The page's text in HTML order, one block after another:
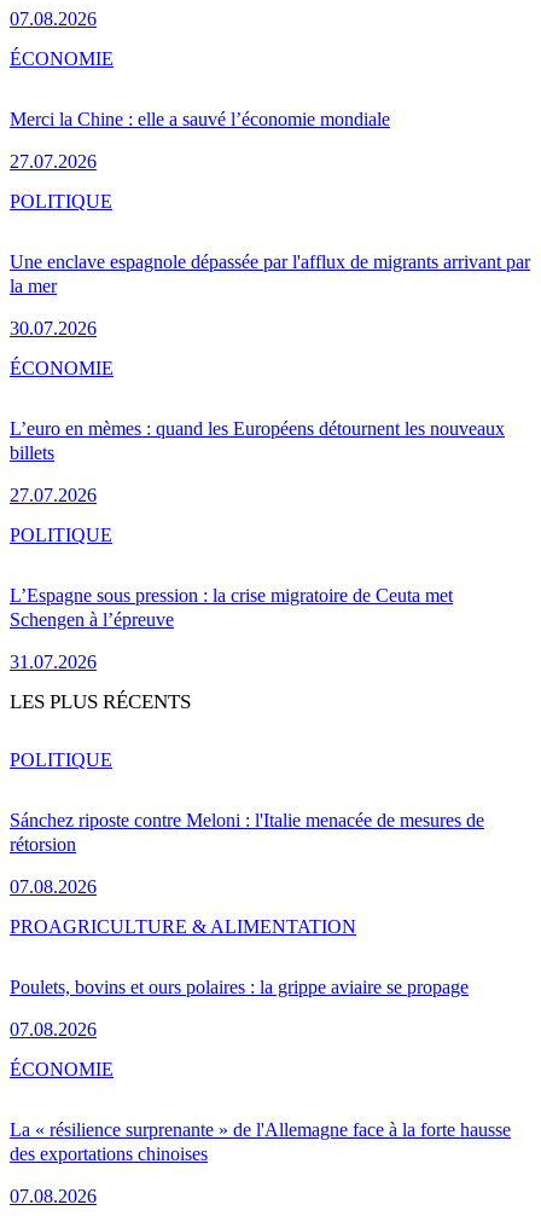
07.08.2026
Merci la Chine : elle a sauvé l’économie mondiale
27.07.2026
ÉCONOMIE
Une enclave espagnole dépassée par l'afflux de migrants arrivant par
la mer
30.07.2026
POLITIQUE
L’euro en mèmes : quand les Européens détournent les nouveaux
billets
27.07.2026
ÉCONOMIE
L’Espagne sous pression : la crise migratoire de Ceuta met
Schengen à l’épreuve
31.07.2026
POLITIQUE
LES PLUS RÉCENTS
Sánchez riposte contre Meloni : l'Italie menacée de mesures de
rétorsion
07.08.2026
POLITIQUE
Poulets, bovins et ours polaires : la grippe aviaire se propage
07.08.2026
PROAGRICULTURE & ALIMENTATION
La « résilience surprenante » de l'Allemagne face à la forte hausse
des exportations chinoises
07.08.2026
ÉCONOMIE